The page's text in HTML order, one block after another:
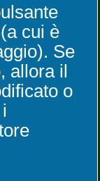
cui è
Se
allora il
o